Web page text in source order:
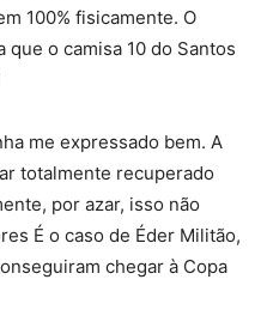
100% fisicamente. O
o camisa 10 do Santos
me expressado bem. A
totalmente recuperado
por azar, isso não
É o caso de Éder Militão,
chegar à Copa